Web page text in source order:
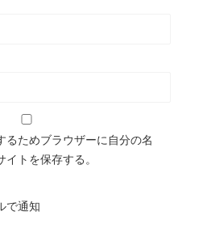
るためブラウザーに自分の名
トを保存する。
で通知